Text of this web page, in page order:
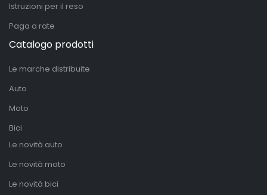
Istruzioni per il reso
Paga a rate
Catalogo prodotti
Le marche distribuite
Auto
Moto
Bici
Le novità auto
Le novità moto
Le novità bici